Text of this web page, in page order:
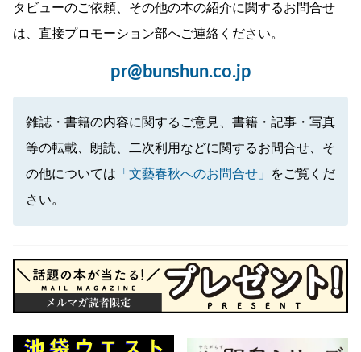
タビューのご依頼、その他の本の紹介に関するお問合せ
は、直接プロモーション部へご連絡ください。
pr@bunshun.co.jp
雑誌・書籍の内容に関するご意見、書籍・記事・写真
等の転載、朗読、二次利用などに関するお問合せ、そ
の他については 「文藝春秋へのお問合せ」
をご覧くだ
さい。